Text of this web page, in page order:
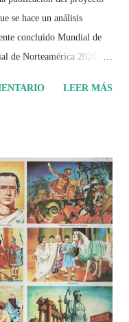
se hace un análisis
concluido Mundial de
de Norteamérica 2026 ha
inspiradas en la
de Pancracio Deportivo no
perdió. Busca responder si
en la forma de entender el
la comercialización y
sociedades . Son 230
y ...
LEER MÁS